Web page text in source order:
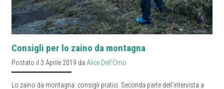
Consigli per lo zaino da montagna
Postato il 3 Aprile 2019 da Alice Dell'Omo
Lo zaino da montagna: consigli pratici. Seconda parte dell'intervista a